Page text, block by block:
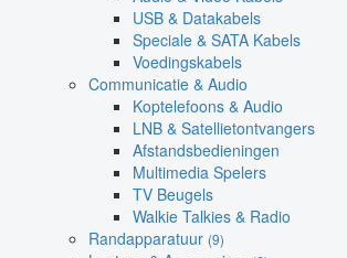
USB & Datakabels
Speciale & SATA Kabels
Voedingskabels
Communicatie & Audio
Koptelefoons & Audio
LNB & Satellietontvangers
Afstandsbedieningen
Multimedia Spelers
TV Beugels
Walkie Talkies & Radio
Randapparatuur (9)